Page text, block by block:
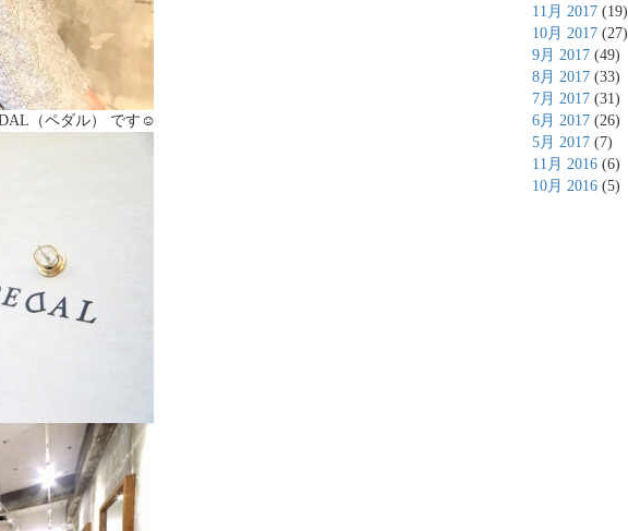
（ペダル） です☺︎
11月 2017 (19)
10月 2017 (27)
9月 2017 (49)
8月 2017 (33)
7月 2017 (31)
6月 2017 (26)
5月 2017 (7)
11月 2016 (6)
10月 2016 (5)